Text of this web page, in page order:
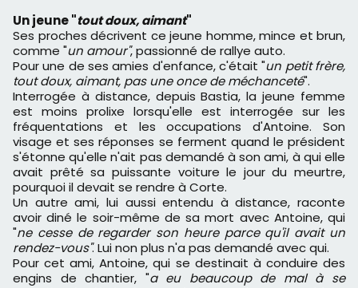
Un jeune "tout doux, aimant"
Ses proches décrivent ce jeune homme, mince et brun,
comme "un amour", passionné de rallye auto.
Pour une de ses amies d'enfance, c'était "un petit frère,
tout doux, aimant, pas une once de méchanceté".
Interrogée à distance, depuis Bastia, la jeune femme
est moins prolixe lorsqu'elle est interrogée sur les
fréquentations et les occupations d'Antoine. Son
visage et ses réponses se ferment quand le président
s'étonne qu'elle n'ait pas demandé à son ami, à qui elle
avait prêté sa puissante voiture le jour du meurtre,
pourquoi il devait se rendre à Corte.
Un autre ami, lui aussi entendu à distance, raconte
avoir diné le soir-même de sa mort avec Antoine, qui
"ne cesse de regarder son heure parce qu'il avait un
rendez-vous". Lui non plus n'a pas demandé avec qui.
Pour cet ami, Antoine, qui se destinait à conduire des
engins de chantier, "a eu beaucoup de mal à se